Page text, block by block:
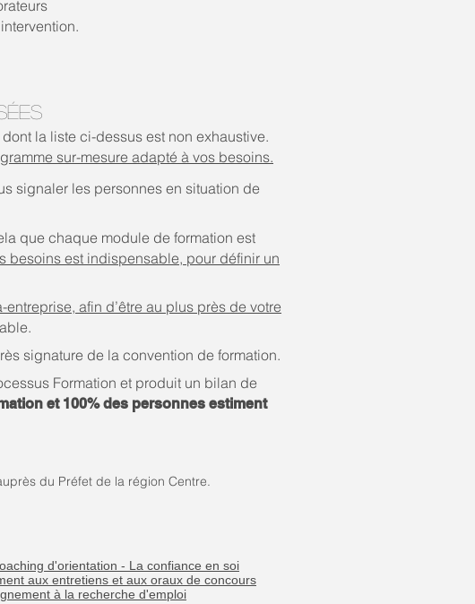
la liste ci-dessus est non exhaustive.
sur-mesure adapté à vos besoins.
signaler les personnes en situation de
que chaque module de formation est
besoins est indispensable, pour définir un
entreprise, afin d’être au plus près de votre
signature de la convention de formation.
Formation et produit un bilan de
et 100% des personnes estiment
du Préfet de la région Centre.
d'orientation - La confiance en soi
aux entretiens et aux oraux de concours
à la recherche d'emploi